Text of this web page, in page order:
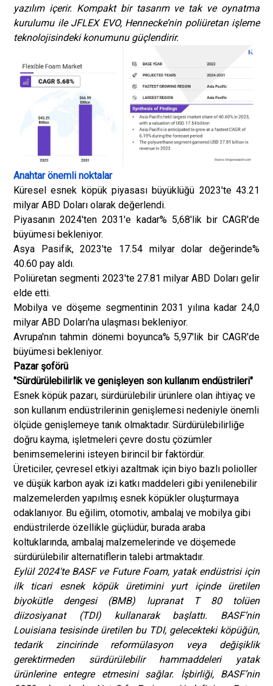
yazılım içerir. Kompakt bir tasarım ve tak ve oynatma
kurulumu ile JFLEX EVO, Hennecke’nin poliüretan işleme
teknolojisindeki konumunu güçlendirir.
Anahtar önemli noktalar
Küresel esnek köpük piyasası büyüklüğü 2023'te 43.21
milyar ABD Doları olarak değerlendi.
Piyasanın 2024'ten 2031'e kadar% 5,68'lik bir CAGR'de
büyümesi bekleniyor.
Asya Pasifik, 2023'te 17.54 milyar dolar değerinde%
40.60 pay aldı.
Poliüretan segmenti 2023'te 27.81 milyar ABD Doları gelir
elde etti.
Mobilya ve döşeme segmentinin 2031 yılına kadar 24,0
milyar ABD Doları'na ulaşması bekleniyor.
Avrupa'nın tahmin dönemi boyunca% 5,97'lik bir CAGR'de
büyümesi bekleniyor.
Pazar şoförü
"Sürdürülebilirlik ve genişleyen son kullanım endüstrileri"
Esnek köpük pazarı, sürdürülebilir ürünlere olan ihtiyaç ve
son kullanım endüstrilerinin genişlemesi nedeniyle önemli
ölçüde genişlemeye tanık olmaktadır. Sürdürülebilirliğe
doğru kayma, işletmeleri çevre dostu çözümler
benimsemelerini isteyen birincil bir faktördür.
Üreticiler, çevresel etkiyi azaltmak için biyo bazlı polioller
ve düşük karbon ayak izi katkı maddeleri gibi yenilenebilir
malzemelerden yapılmış esnek köpükler oluşturmaya
odaklanıyor. Bu eğilim, otomotiv, ambalaj ve mobilya gibi
endüstrilerde özellikle güçlüdür, burada araba
koltuklarında, ambalaj malzemelerinde ve döşemede
sürdürülebilir alternatiflerin talebi artmaktadır.
Eylül 2024'te BASF ve Future Foam, yatak endüstrisi için
ilk ticari esnek köpük üretimini yurt içinde üretilen
biyokütle dengesi (BMB) lupranat T 80 tolüen
diizosiyanat (TDI) kullanarak başlattı. BASF’nin
Louisiana tesisinde üretilen bu TDI, gelecekteki köpüğün,
tedarik zincirinde reformülasyon veya değişiklik
gerektirmeden sürdürülebilir hammaddeleri yatak
ürünlerine entegre etmesini sağlar. İşbirliği, BASF’nin